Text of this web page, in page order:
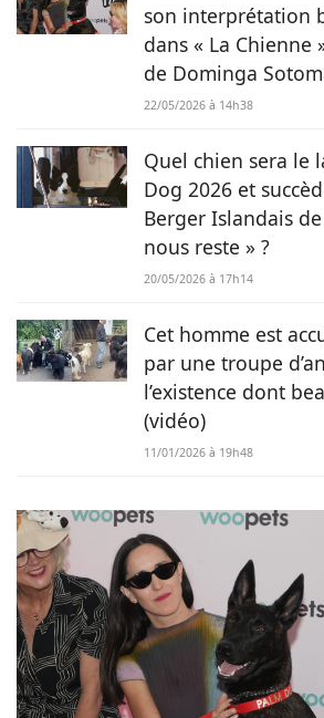
son interprétation
dans « La Chienne
de Dominga
22/05/2026 à 14h38
Quel chien sera le
Dog 2026 et
Berger Islandais de
nous reste » ?
20/05/2026 à 17h14
Cet homme est
par une troupe
l’existence dont
(vidéo)
11/01/2026 à 19h48